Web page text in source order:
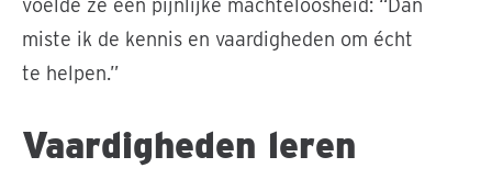
voelde ze een pijnlijke machteloosheid: “Dan
miste ik de kennis en vaardigheden om écht
te helpen.”
Vaardigheden leren